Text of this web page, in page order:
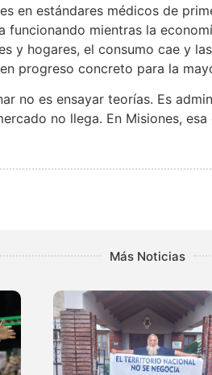
en estándares médicos de
funcionando mientras la
y hogares, el consumo cae y
progreso concreto para la
no es ensayar teorías. Es
no llega. En Misiones,
Más Noticias